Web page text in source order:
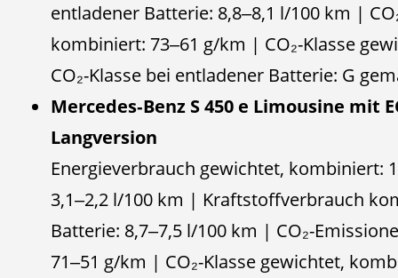
entladener Batterie: 8,8‒8,1 l/100 km |
kombiniert: 73‒61 g/km | CO₂-Klasse
CO₂-Klasse bei entladener Batterie: G
Mercedes‑Benz S 450 e Limousine mit
Langversion
Energieverbrauch gewichtet, kombiniert:
3,1‒2,2 l/100 km | Kraftstoffverbrauch
Batterie: 8,7‒7,5 l/100 km | CO₂-
71‒51 g/km | CO₂-Klasse gewichtet,